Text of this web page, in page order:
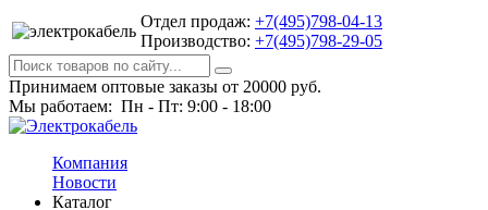
Отдел продаж: +7(495)798-04-13
Производство: +7(495)798-29-05
Принимаем оптовые заказы от 20000 руб.
Мы работаем: Пн - Пт: 9:00 - 18:00
Компания
Новости
Каталог